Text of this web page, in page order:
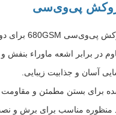
روکش پی‌وی‌سی
در برابر اشعه ماوراء بنفش
آسان و جذابیت زیبایی.
برای بستن مطمئن و مقاومت
منظوره مناسب برای برش و